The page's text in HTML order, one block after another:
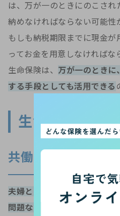
は、万が一のときにのこさ
納めなければならない可能性
もしも納税期限までに現金
ってお金を用意しなければな
生命保険は、 万が一のときに
する手段としても活用できる
生命保険がい
共働きの夫婦
夫婦ともに働いていて、片方
問題なく暮らしていける場合